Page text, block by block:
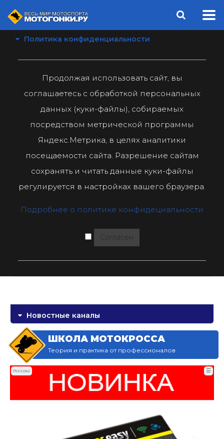
Политика конфиденциальности
Продолжая использовать сайт, вы
соглашаетесь с обработкой персональных
данных (куки-файлы), собираемых
посредством метрической программы
Яндекс.Метрика, в целях аналитики
посещаемости сайта. Разрешение сайтам
сохранять и читать данные куки-файлы
регулируется в настройках вашего браузера.
Подробнее о политике конфидециальности
Согласен
Новостные каналы
ШКОЛА МОТОКРОССА
Теория и практика от профессионалов
Реклама ☰